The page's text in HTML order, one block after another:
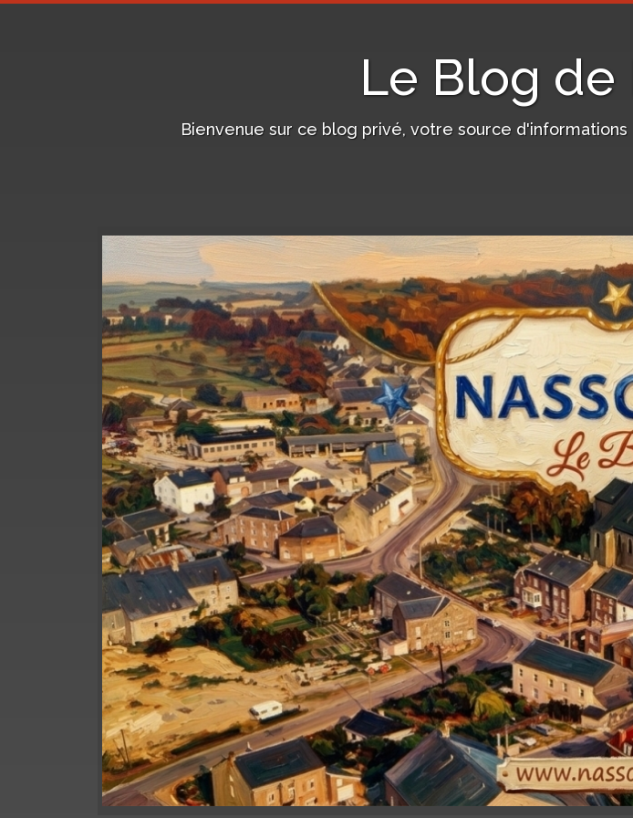
Le Blog de
Bienvenue sur ce blog privé, votre source